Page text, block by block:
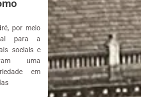
por meio
para a
sociais e
uma
em